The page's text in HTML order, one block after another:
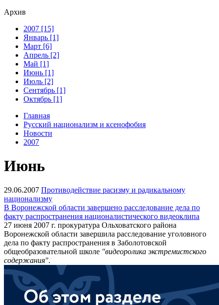
Архив
2007 [15]
Январь [1]
Март [6]
Апрель [2]
Май [1]
Июнь [1]
Июль [2]
Сентябрь [1]
Октябрь [1]
Главная
Русский национализм и ксенофобия
Новости
2007
Июнь
29.06.2007 Противодействие расизму и радикальному
национализму
В Воронежской области завершено расследование дела по
факту распространения националистического видеоклипа
27 июня 2007 г. прокуратура Ольховатского района
Воронежской области завершила расследование уголовного
дела по факту распространения в Заболотовской
общеобразовательной школе "видеоролика экстремистского
содержания".